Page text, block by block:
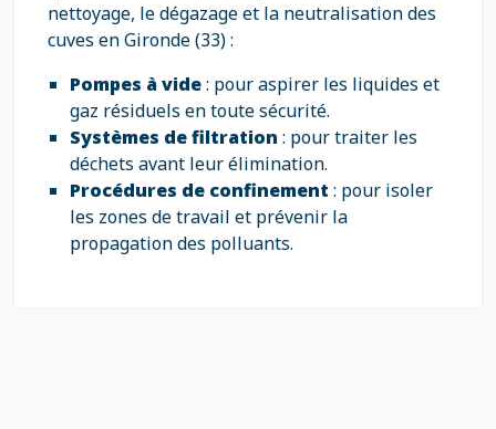
nettoyage, le dégazage et la neutralisation des
cuves en Gironde (33) :
Pompes à vide: pour aspirer les liquides et
gaz résiduels en toute sécurité.
Systèmes de filtration : pour traiter les
déchets avant leur élimination.
Procédures de confinement : pour isoler
les zones de travail et prévenir la
propagation des polluants.